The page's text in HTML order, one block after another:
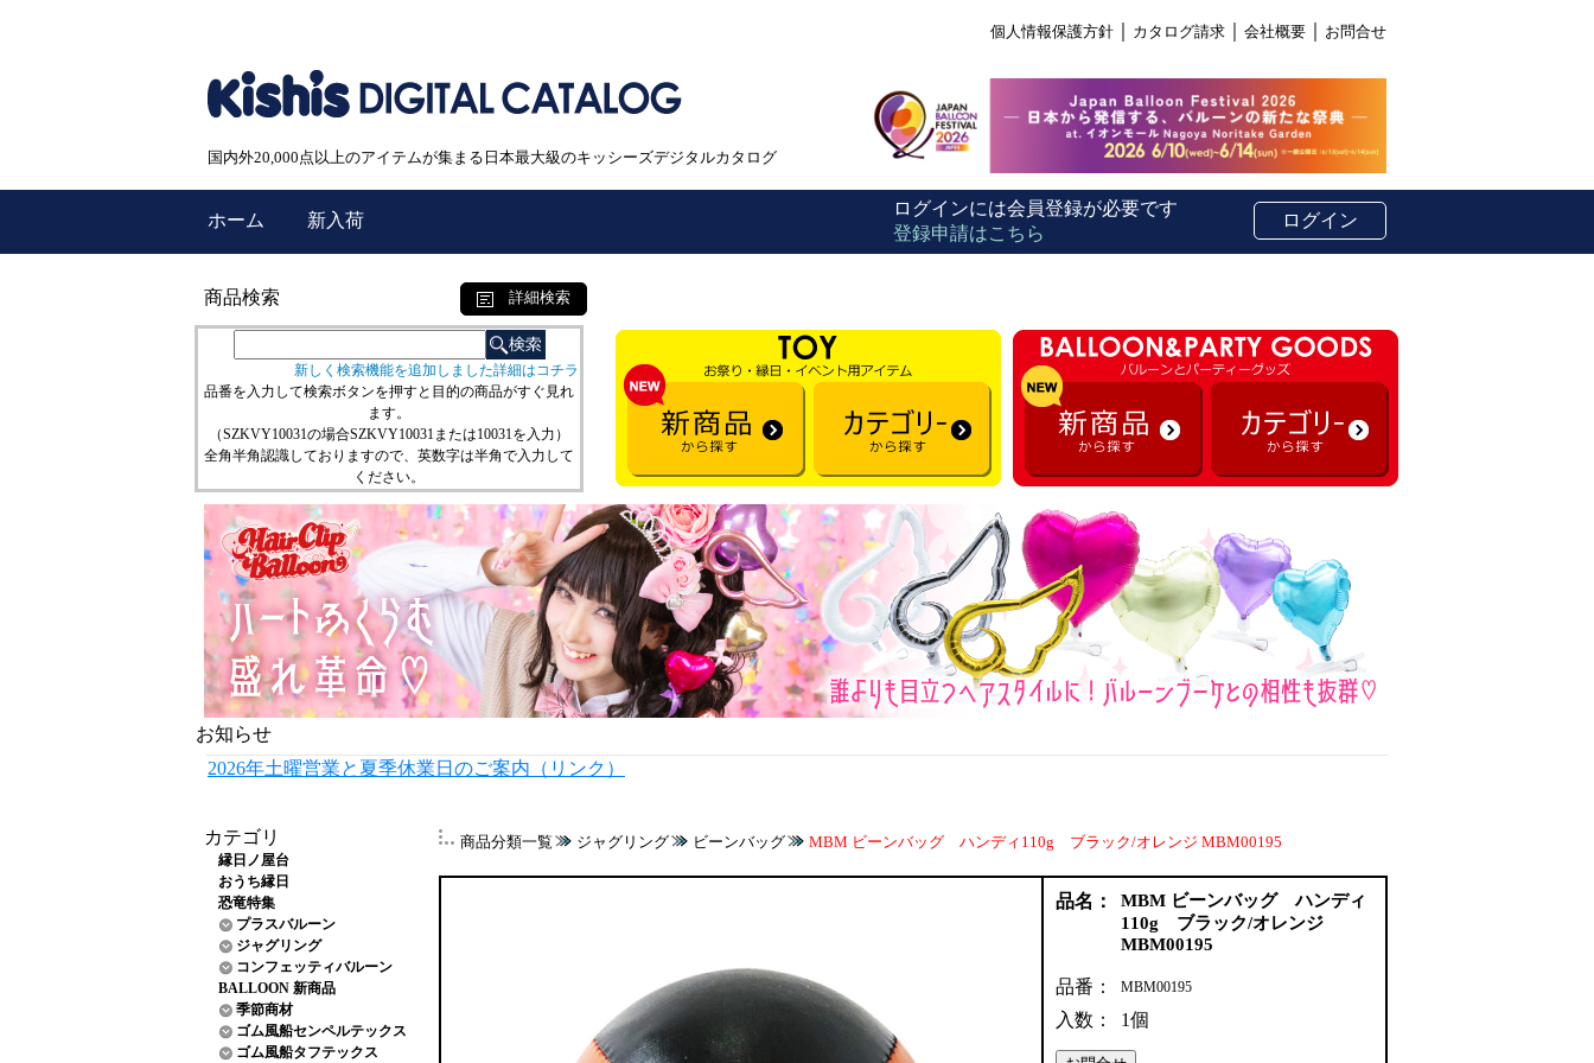
個人情報保護方針 カタログ請求 会社概要 お問合せ
国内外20,000点以上のアイテムが集まる日本最大級のキッシーズデジタルカタログ
ホーム 新入荷
ログインには会員登録が必要です
登録申請はこちら
ログイン
商品検索 詳細検索
新しく検索機能を追加しました詳細はコチラ
品番を入力して検索ボタンを押すと目的の商品がすぐ見れ
ます。
（SZKVY10031の場合SZKVY10031または10031を入力）
全角半角認識しておりますので、英数字は半角で入力して
ください。
お知らせ
2026年土曜営業と夏季休業日のご案内（リンク）
カテゴリ
縁日ノ屋台
おうち縁日
恐竜特集
プラスバルーン
ジャグリング
コンフェッティバルーン
BALLOON 新商品
季節商材
ゴム風船センペルテックス
ゴム風船タフテックス
商品分類一覧 ジャグリング ビーンバッグ MBM ビーンバッグ ハンディ110g ブラック/オレンジ MBM00195
品名：
MBM ビーンバッグ ハンディ
110g ブラック/オレンジ
MBM00195
品番： MBM00195
入数： 1個